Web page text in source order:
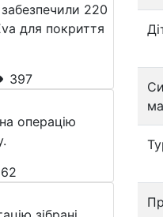
220
для покриття
397
операцію